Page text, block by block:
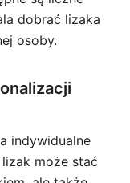
dobrać lizaka
osoby.
indywidualne
może stać